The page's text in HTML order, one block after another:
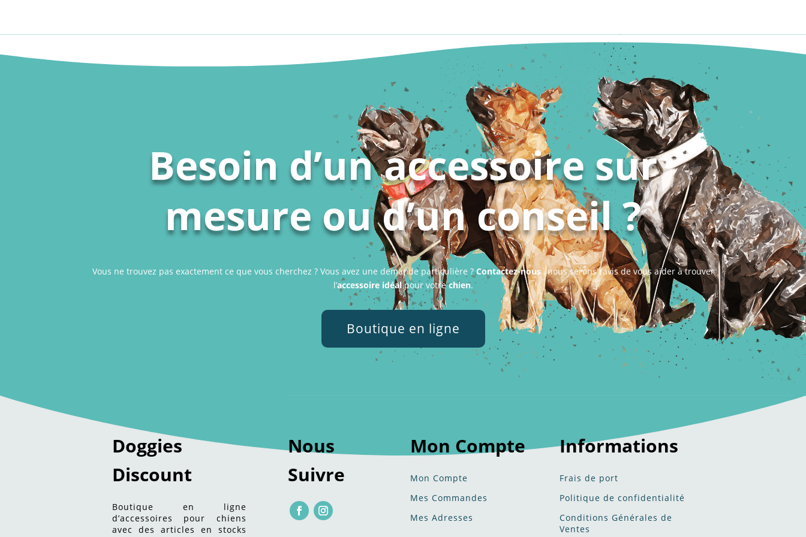
Besoin d’un accessoire sur
mesure ou d’un conseil ?
Vous ne trouvez pas exactement ce que vous cherchez ? Vous avez une demande particulière ?Contactez-nous, nous serons ravis de vous aider à trouver
l’accessoire idéalpour votrechien.
Boutique en ligne
Doggies
Discount
Boutique en ligne
d’accessoires pour chiens
avec des articles en stocks
Nous
Suivre
Mon Compte
Mon Compte
Mes Commandes
Mes Adresses
Informations
Frais de port
Politique de confidentialité​​
Conditions Générales de
Ventes